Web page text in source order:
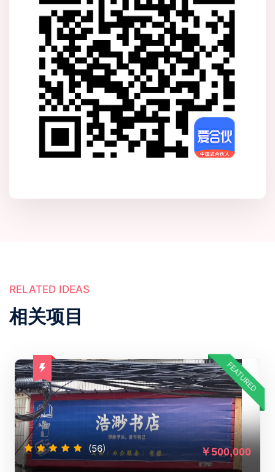
RELATED IDEAS
相关项目
FEATURED
(56) ￥500,000